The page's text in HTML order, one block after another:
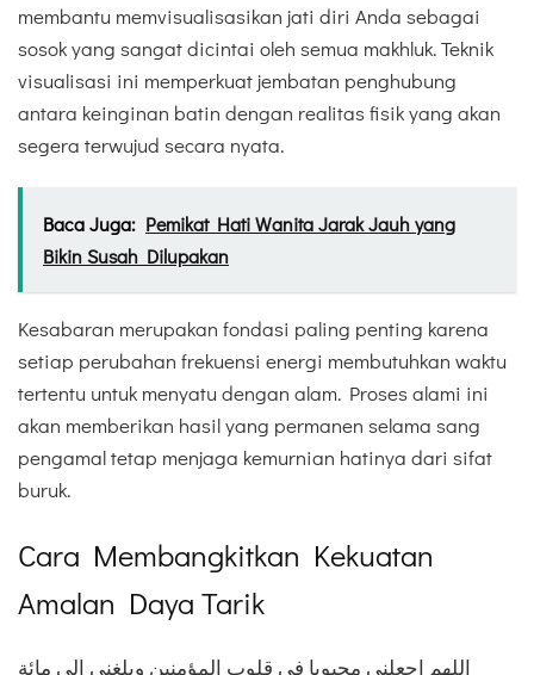
membantu memvisualisasikan jati diri Anda sebagai
sosok yang sangat dicintai oleh semua makhluk. Teknik
visualisasi ini memperkuat jembatan penghubung
antara keinginan batin dengan realitas fisik yang akan
segera terwujud secara nyata.
Baca Juga: Pemikat Hati Wanita Jarak Jauh yang
Bikin Susah Dilupakan
Kesabaran merupakan fondasi paling penting karena
setiap perubahan frekuensi energi membutuhkan waktu
tertentu untuk menyatu dengan alam. Proses alami ini
akan memberikan hasil yang permanen selama sang
pengamal tetap menjaga kemurnian hatinya dari sifat
buruk.
Cara Membangkitkan Kekuatan
Amalan Daya Tarik
اللهم اجعلني محبوبا في قلوب المؤمنين وبلغني إلى مائة